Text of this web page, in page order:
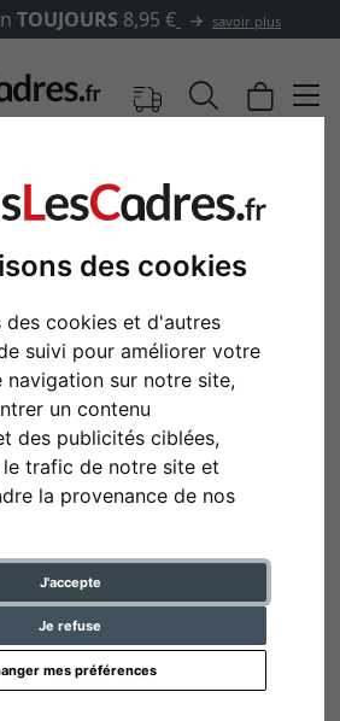
des cookies
des cookies et d'autres
suivi pour améliorer votre
navigation sur notre site,
un contenu
des publicités ciblées,
le trafic de notre site et
la provenance de nos
J'accepte
Je refuse
mes préférences
TOUJOURS 8,95 € savoir plus